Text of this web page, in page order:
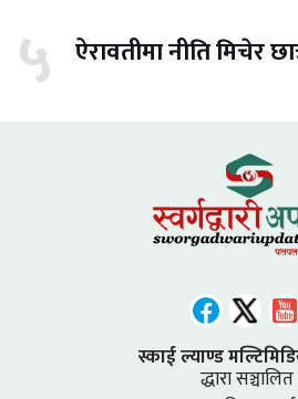
५ ऐरावतीमा नीति मिचेर
स्काई ल्याण्ड
द्धारा सञ्चालित